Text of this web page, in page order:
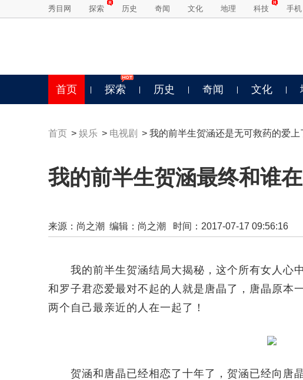
秀目网 探索 历史 奇闻 文化 地理 科技 手机
首页 探索 历史 奇闻 文化
首页 > 娱乐 > 电视剧 > 我的前半生贺涵还是无可救药的爱上
我的前半生贺涵最终和谁
来源： 尚之潮 编辑：尚之潮 时间：2017-07-17 09:56:16
我的前半生贺涵结局大揭秘，这个所有女人心
和罗子君恋爱最对不起的人就是唐晶了，唐晶原本
两个自己最亲近的人在一起了！
贺涵和唐晶已经相恋了十年了，贺涵已经向唐